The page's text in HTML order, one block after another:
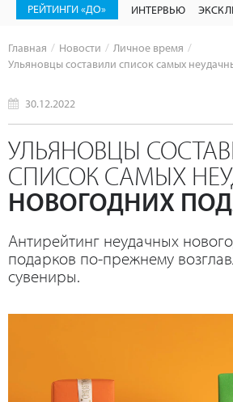
РЕЙТИНГИ «ДО» ИНТЕРВЬЮ
Главная Новости
Личное время
Ульяновцы составили список самых
30.12.2022
УЛЬЯНОВЦЫ
СПИСОК САМЫХ
НОВОГОДНИХ
Антирейтинг неудачных
подарков по-прежнему
сувениры.